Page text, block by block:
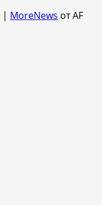
| MoreNews от AF